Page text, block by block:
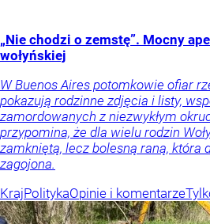
„Nie chodzi o zemstę”. Mocny
wołyńskiej
W Buenos Aires potomkowie ofiar
pokazują rodzinne zdjęcia i listy,
zamordowanych z niezwykłym
przypomina, że dla wielu rodzin
zamkniętą, lecz bolesną raną, która
zagojona.
KrajPolitykaOpinie i komentarze